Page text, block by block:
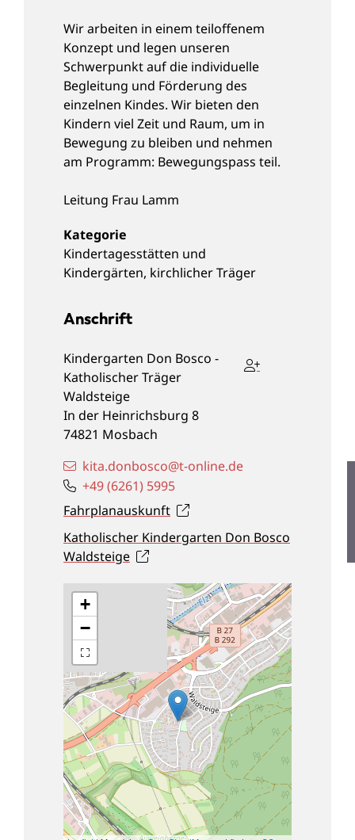
Wir arbeiten in einem teiloffenem
Konzept und legen unseren
Schwerpunkt auf die individuelle
Begleitung und Förderung des
einzelnen Kindes. Wir bieten den
Kindern viel Zeit und Raum, um in
Bewegung zu bleiben und nehmen
am Programm: Bewegungspass teil.
Leitung Frau Lamm
Kindertagesstätten und
Kindergärten, kirchlicher Träger
Anschrift
Kindergarten Don Bosco -
Katholischer Träger
Waldsteige
In der Heinrichsburg 8
74821 Mosbach
Fahrplanauskunft
kita.donbosco@t-online.de
+49 (6261) 5995
Katholischer Kindergarten Don Bosco
Waldsteige
+
−